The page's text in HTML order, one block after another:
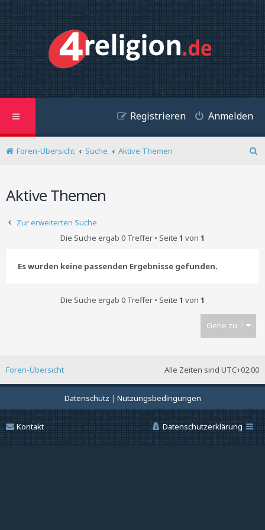
Anmelden
Registrieren
Foren-Übersicht Suche
Aktive Themen
Aktive Themen
Zur erweiterten Suche
Die Suche ergab 0 Treffer • Seite 1 von 1
Es wurden keine passenden Ergebnisse gefunden.
Die Suche ergab 0 Treffer • Seite 1 von 1
Gehe zu
Alle Zeiten sind UTC+02:00
Foren-Übersicht
Datenschutz | Nutzungsbedingungen
Datenschutzerklärung
Kontakt